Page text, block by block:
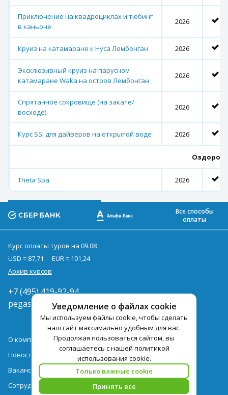
Приключение на квадроциклах и тюбинг
в каньоне
2026
Круиз на катамаране к Нуса Лембонган 2026
Эксклюзивный круиз на парусном
катамаране Waka на остров Лембонган
2026
Спрятанное сокровище (на закате/
восходе)
2026
Курс SSI для дайверов на открытой воде 2026
Theta Spa 2026
Уведомление о файлах cookie
Мы используем файлы cookie, чтобы сделать
наш сайт максимально удобным для вас.
Продолжая пользоваться сайтом, вы
соглашаетесь с нашей политикой
использования cookie.
Только важные cookie
Принять все
Все способы
оплаты
Курс оплаты туров на 09.08
USD = 87,71
EUR = 101,24
Архив курсов
+7 (495) 419-92-94
pegast@pegast.ru
О компании
Новости
Вакансии
Сотрудничество